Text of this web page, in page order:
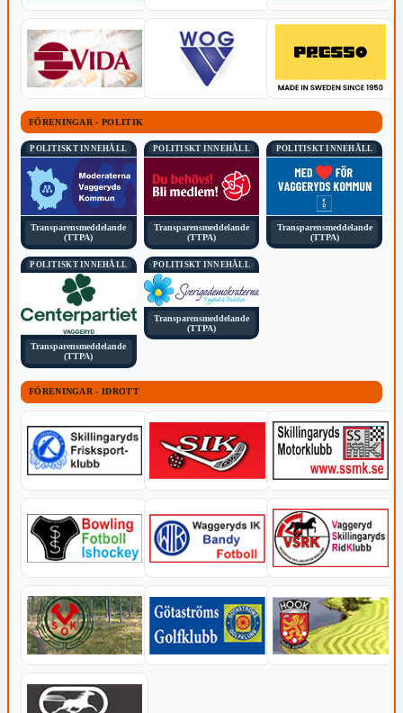
FÖRENINGAR - POLITIK
POLITISKT INNEHÅLL
Transparensmeddelande
(TTPA)
POLITISKT INNEHÅLL
Transparensmeddelande
(TTPA)
POLITISKT INNEHÅLL
Transparensmeddelande
(TTPA)
POLITISKT INNEHÅLL
Transparensmeddelande
(TTPA)
POLITISKT INNEHÅLL
Transparensmeddelande
(TTPA)
FÖRENINGAR - IDROTT